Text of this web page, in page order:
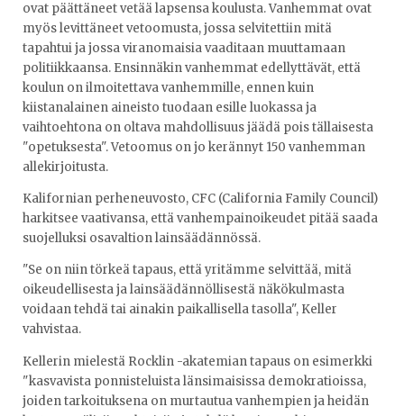
ovat päättäneet vetää lapsensa koulusta. Vanhemmat ovat
myös levittäneet vetoomusta, jossa selvitettiin mitä
tapahtui ja jossa viranomaisia vaaditaan muuttamaan
politiikkaansa. Ensinnäkin vanhemmat edellyttävät, että
koulun on ilmoitettava vanhemmille, ennen kuin
kiistanalainen aineisto tuodaan esille luokassa ja
vaihtoehtona on oltava mahdollisuus jäädä pois tällaisesta
"opetuksesta". Vetoomus on jo kerännyt 150 vanhemman
allekirjoitusta.
Kalifornian perheneuvosto, CFC (California Family Council)
harkitsee vaativansa, että vanhempainoikeudet pitää saada
suojelluksi osavaltion lainsäädännössä.
"Se on niin törkeä tapaus, että yritämme selvittää, mitä
oikeudellisesta ja lainsäädännöllisestä näkökulmasta
voidaan tehdä tai ainakin paikallisella tasolla", Keller
vahvistaa.
Kellerin mielestä Rocklin -akatemian tapaus on esimerkki
"kasvavista ponnisteluista länsimaisissa demokratioissa,
joiden tarkoituksena on murtautua vanhempien ja heidän